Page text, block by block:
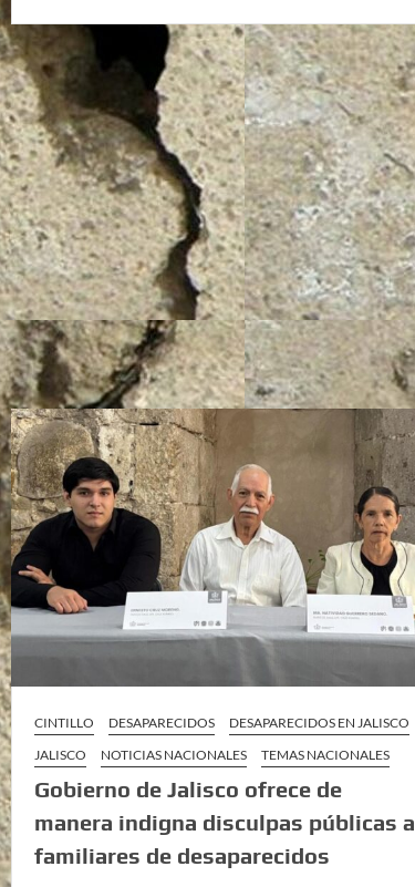
CINTILLO DESAPARECIDOS
DESAPARECIDOS EN JALISCO
JALISCO
NOTICIAS NACIONALES TEMAS NACIONALES
Gobierno de Jalisco ofrece de
manera indigna disculpas públicas a
familiares de desaparecidos